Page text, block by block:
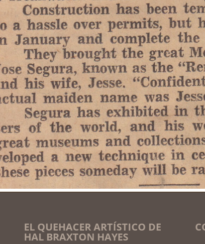
EL QUEHACER ARTÍSTICO DE
HAL BRAXTON HAYES